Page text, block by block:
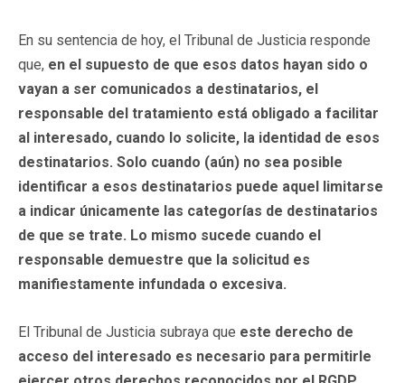
En su sentencia de hoy, el Tribunal de Justicia responde
que, en el supuesto de que esos datos hayan sido o
vayan a ser comunicados a destinatarios, el
responsable del tratamiento está obligado a facilitar
al interesado, cuando lo solicite, la identidad de esos
destinatarios. Solo cuando (aún) no sea posible
identificar a esos destinatarios puede aquel limitarse
a indicar únicamente las categorías de destinatarios
de que se trate. Lo mismo sucede cuando el
responsable demuestre que la solicitud es
manifiestamente infundada o excesiva.
El Tribunal de Justicia subraya que este derecho de
acceso del interesado es necesario para permitirle